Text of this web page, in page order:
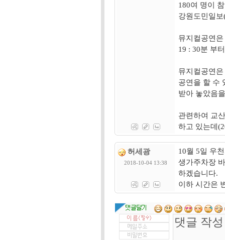
180여 명이
강원도민일
뮤지컬공연
19 : 30분 부
뮤지컬공연
공연을 할 수
받아 놓았음
관련하여 교
하고 있는데
허세광
2018-10-04 13:38
10월 5일 우
생가주차장
하겠습니다.
이하 시간은